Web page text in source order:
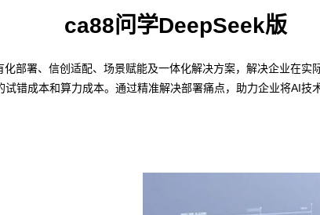
ca88问学DeepSeek版
部署、信创适配、场景赋能及一体化解决方案，解决企业在实
错成本和算力成本。通过精准解决部署痛点，助力企业将AI